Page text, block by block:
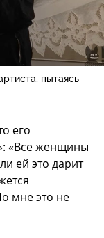
пытаясь
его
«Все женщины
ей это дарит
мне это не